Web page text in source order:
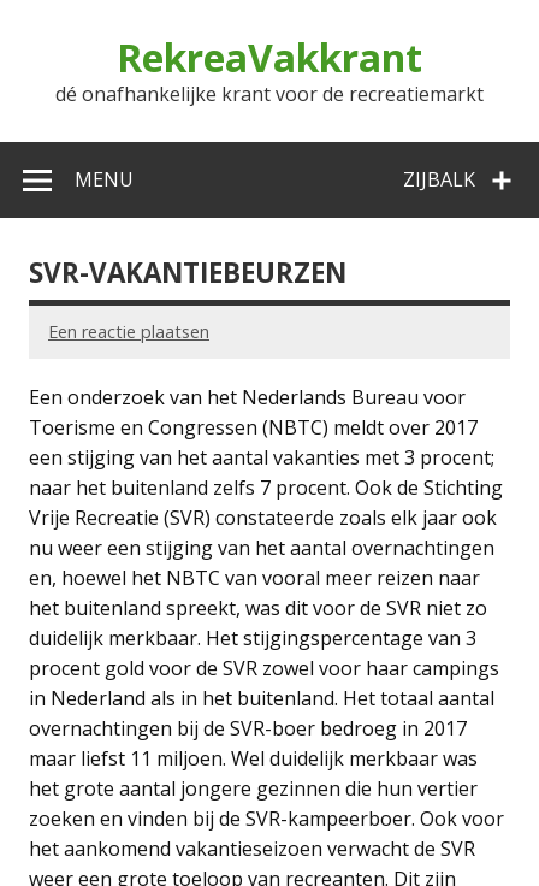
RekreaVakkrant
dé onafhankelijke krant voor de recreatiemarkt
ZIJBALK
MENU
SVR-VAKANTIEBEURZEN
Een reactie plaatsen
Een onderzoek van het Nederlands Bureau voor
Toerisme en Congressen (NBTC) meldt over 2017
een stijging van het aantal vakanties met 3 procent;
naar het buitenland zelfs 7 procent. Ook de Stichting
Vrije Recreatie (SVR) constateerde zoals elk jaar ook
nu weer een stijging van het aantal overnachtingen
en, hoewel het NBTC van vooral meer reizen naar
het buitenland spreekt, was dit voor de SVR niet zo
duidelijk merkbaar. Het stijgingspercentage van 3
procent gold voor de SVR zowel voor haar campings
in Nederland als in het buitenland. Het totaal aantal
overnachtingen bij de SVR-boer bedroeg in 2017
maar liefst 11 miljoen. Wel duidelijk merkbaar was
het grote aantal jongere gezinnen die hun vertier
zoeken en vinden bij de SVR-kampeerboer. Ook voor
het aankomend vakantieseizoen verwacht de SVR
weer een grote toeloop van recreanten. Dit zijn